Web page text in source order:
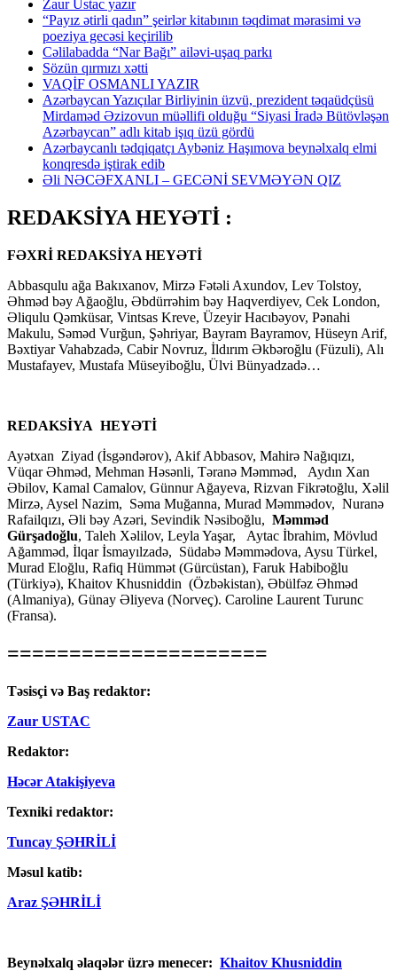
Zaur Ustac yazır
“Payız ətirli qadın” şeirlər kitabının təqdimat mərasimi və
poeziya gecəsi keçirilib
Cəlilabadda “Nar Bağı” ailəvi-uşaq parkı
Sözün qırmızı xətti
VAQİF OSMANLI YAZIR
Azərbaycan Yazıçılar Birliyinin üzvü, prezident təqaüdçüsü
Mirdaməd Əzizovun müəllifi olduğu “Siyasi İradə Bütövləşən
Azərbaycan” adlı kitab işıq üzü gördü
Azərbaycanlı tədqiqatçı Aybəniz Haşımova beynəlxalq elmi
konqresdə iştirak edib
Əli NƏCƏFXANLI – GECƏNİ SEVMƏYƏN QIZ
REDAKSİYA HEYƏTİ :
FƏXRİ REDAKSİYA HEYƏTİ
Abbasqulu ağa Bakıxanov, Mirzə Fətəli Axundov, Lev Tolstoy,
Əhməd bəy Ağaoğlu, Əbdürrəhim bəy Haqverdiyev, Cek London,
Əliqulu Qəmküsar, Vintsas Kreve, Üzeyir Hacıbəyov, Pənahi
Makulu, Səməd Vurğun, Şəhriyar, Bayram Bayramov, Hüseyn Arif,
Bəxtiyar Vahabzadə, Cabir Novruz, İldırım Əkbəroğlu (Füzuli), Alı
Mustafayev, Mustafa Müseyiboğlu, Ülvi Bünyadzadə…
REDAKSİYA HEYƏTİ
Ayətxan Ziyad (İsgəndərov), Akif Abbasov, Mahirə Nağıqızı,
Vüqar Əhməd, Mehman Həsənli, Təranə Məmməd, Aydın Xan
Əbilov, Kamal Camalov, Günnur Ağayeva, Rizvan Fikrətoğlu, Xəlil
Mirzə, Aysel Nazim, Səma Muğanna, Murad Məmmədov, Nuranə
Rafailqızı, Əli bəy Azəri, Sevindik Nəsiboğlu, Məmməd
Gürşadoğlu, Taleh Xəlilov, Leyla Yaşar, Aytac İbrahim, Mövlud
Ağamməd, İlqar İsmayılzadə, Südabə Məmmədova, Aysu Türkel,
Murad Eloğlu, Rafiq Hümmət (Gürcüstan), Faruk Habiboğlu
(Türkiyə), Khaitov Khusniddin (Özbəkistan), Əbülfəz Əhməd
(Almaniya), Günay Əliyeva (Norveç). Caroline Laurent Turunc
(Fransa).
=====================
Təsisçi və Baş redaktor:
Zaur USTAC
Redaktor:
Həcər Atakişiyeva
Texniki redaktor:
Tuncay ŞƏHRİLİ
Məsul katib:
Araz ŞƏHRİLİ
Beynəlxalq əlaqələr üzrə menecer: Khaitov Khusniddin